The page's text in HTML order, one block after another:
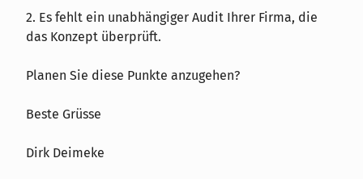
2. Es fehlt ein unabhängiger Audit Ihrer Firma, die
das Konzept überprüft.
Planen Sie diese Punkte anzugehen?
Beste Grüsse
Dirk Deimeke